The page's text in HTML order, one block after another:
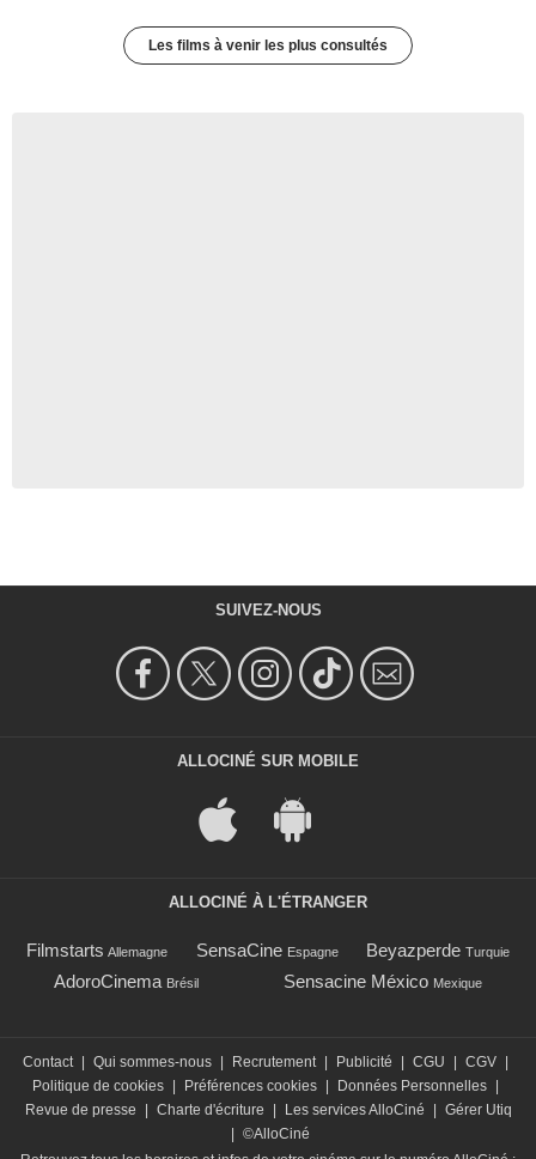
Les films à venir les plus consultés
SUIVEZ-NOUS
ALLOCINÉ SUR MOBILE
ALLOCINÉ À L'ÉTRANGER
Filmstarts Allemagne SensaCine Espagne Beyazperde Turquie
AdoroCinema Brésil Sensacine México Mexique
Contact | Qui sommes-nous | Recrutement | Publicité | CGU | CGV |
Politique de cookies | Préférences cookies | Données Personnelles |
Revue de presse
| Charte d'écriture | Les services AlloCiné | Gérer Utiq
| ©AlloCiné